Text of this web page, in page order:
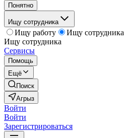
Понятно
Ищу сотрудника
Ищу работу
Ищу сотрудника
Ищу сотрудника
Сервисы
Помощь
Ещё
Поиск
Агрыз
Войти
Войти
Зарегистрироваться